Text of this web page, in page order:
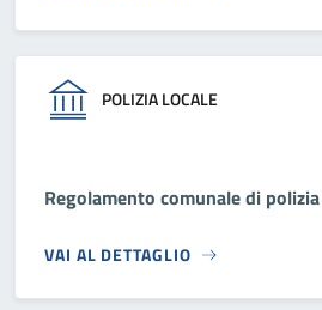
POLIZIA LOCALE
Regolamento comunale di
VAI AL DETTAGLIO